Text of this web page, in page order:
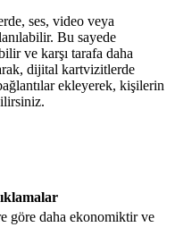
ses, video veya
Bu sayede
ve karşı tarafa daha
dijital kartvizitlerde
ekleyerek, kişilerin
göre daha ekonomiktir ve